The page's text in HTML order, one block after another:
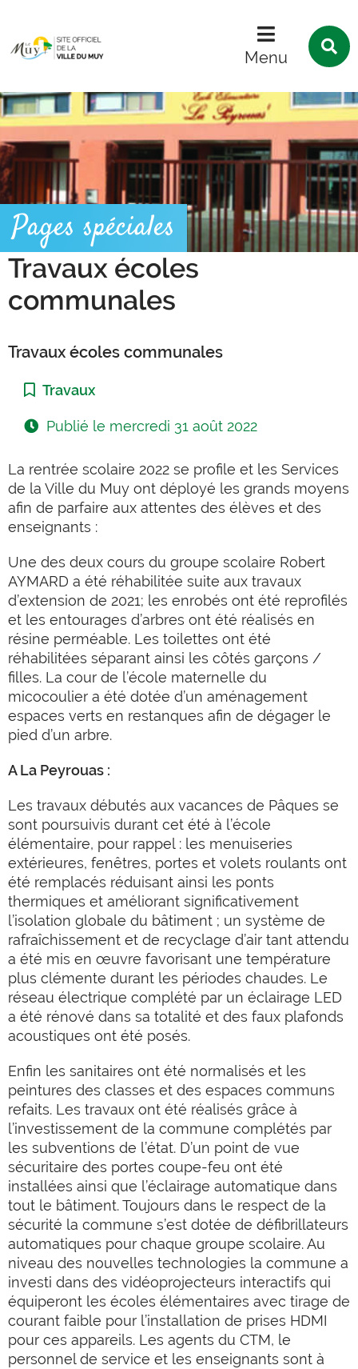
Menu
Pages spéciales
Travaux écoles
communales
Travaux écoles communales
Catégorie :
Travaux
Publié le mercredi 31 août 2022
La rentrée scolaire 2022 se profile et les Services
de la Ville du Muy ont déployé les grands moyens
afin de parfaire aux attentes des élèves et des
enseignants :
Une des deux cours du groupe scolaire Robert
AYMARD a été réhabilitée suite aux travaux
d’extension de 2021; les enrobés ont été reprofilés
et les entourages d’arbres ont été réalisés en
résine perméable. Les toilettes ont été
réhabilitées séparant ainsi les côtés garçons /
filles. La cour de l’école maternelle du
micocoulier a été dotée d’un aménagement
espaces verts en restanques afin de dégager le
pied d’un arbre.
A La Peyrouas :
Les travaux débutés aux vacances de Pâques se
sont poursuivis durant cet été à l’école
élémentaire, pour rappel : les menuiseries
extérieures, fenêtres, portes et volets roulants ont
été remplacés réduisant ainsi les ponts
thermiques et améliorant significativement
l’isolation globale du bâtiment ; un système de
rafraîchissement et de recyclage d’air tant attendu
a été mis en œuvre favorisant une température
plus clémente durant les périodes chaudes. Le
réseau électrique complété par un éclairage LED
a été rénové dans sa totalité et des faux plafonds
acoustiques ont été posés.
Enfin les sanitaires ont été normalisés et les
peintures des classes et des espaces communs
refaits. Les travaux ont été réalisés grâce à
l’investissement de la commune complétés par
les subventions de l’état. D’un point de vue
sécuritaire des portes coupe-feu ont été
installées ainsi que l’éclairage automatique dans
tout le bâtiment. Toujours dans le respect de la
sécurité la commune s’est dotée de défibrillateurs
automatiques pour chaque groupe scolaire. Au
niveau des nouvelles technologies la commune a
investi dans des vidéoprojecteurs interactifs qui
équiperont les écoles élémentaires avec tirage de
courant faible pour l’installation de prises HDMI
pour ces appareils. Les agents du CTM, le
personnel de service et les enseignants sont à